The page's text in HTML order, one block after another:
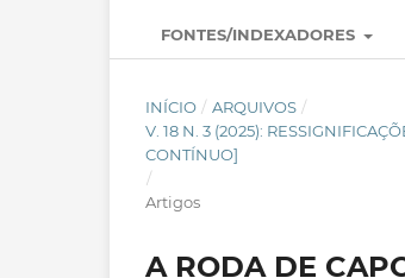
FONTES/INDEXADORES
INÍCIO / ARQUIVOS /
V. 18 N. 3 (2025):
CONTÍNUO]
/
Artigos
A RODA DE